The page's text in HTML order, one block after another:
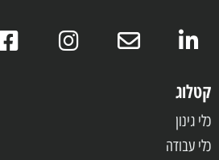
קטלוג
כלי גינון
כלי עבודה